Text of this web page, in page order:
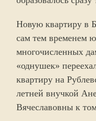
Новую квартиру в
сам тем временем
многочисленных
«однушек»
квартиру на
летней внучкой
Вячеславовны к